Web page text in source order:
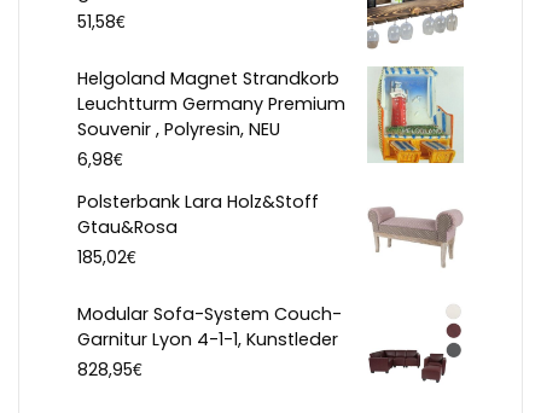
51,58€
Helgoland Magnet Strandkorb
Leuchtturm Germany Premium
Souvenir , Polyresin, NEU
6,98€
Polsterbank Lara Holz&Stoff
Gtau&Rosa
185,02€
Modular Sofa-System Couch-
Garnitur Lyon 4-1-1, Kunstleder
828,95€